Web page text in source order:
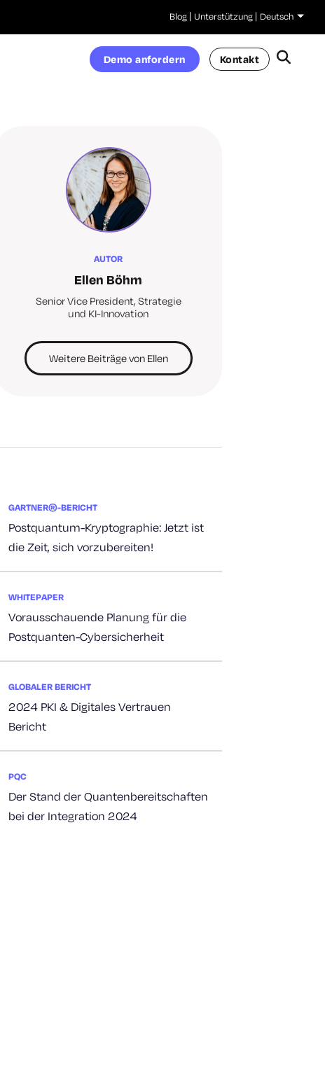
Blog Unterstützung Deutsch
Demo anfordern Kontakt
AUTOR
Ellen Böhm
Senior Vice President, Strategie
und KI-Innovation
Weitere Beiträge von Ellen
GARTNER®-BERICHT
Postquantum-Kryptographie: Jetzt ist
die Zeit, sich vorzubereiten!
WHITEPAPER
Vorausschauende Planung für die
Postquanten-Cybersicherheit
GLOBALER BERICHT
2024 PKI & Digitales Vertrauen
Bericht
PQC
Der Stand der Quantenbereitschaften
bei der Integration 2024